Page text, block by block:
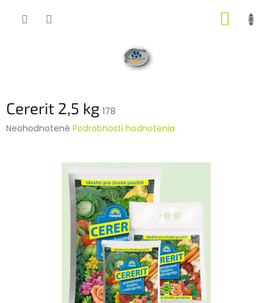
Cererit 2,5 kg 178
Priemerné
Neohodnotené Podrobnosti hodnotenia